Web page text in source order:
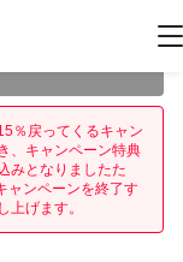
。
％戻ってくるキャン
、キャンペーン特典
みとなりましたた
ャンペーンを終了す
上げます。